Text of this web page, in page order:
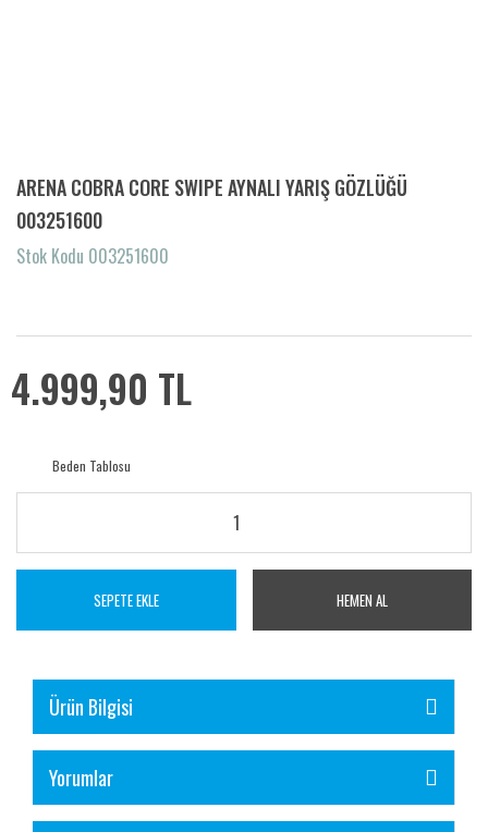
ARENA COBRA CORE SWIPE AYNALI YARIŞ GÖZLÜĞÜ
003251600
Stok Kodu 003251600
4.999,90 TL
Beden Tablosu
SEPETE EKLE HEMEN AL
Ürün Bilgisi
Yorumlar